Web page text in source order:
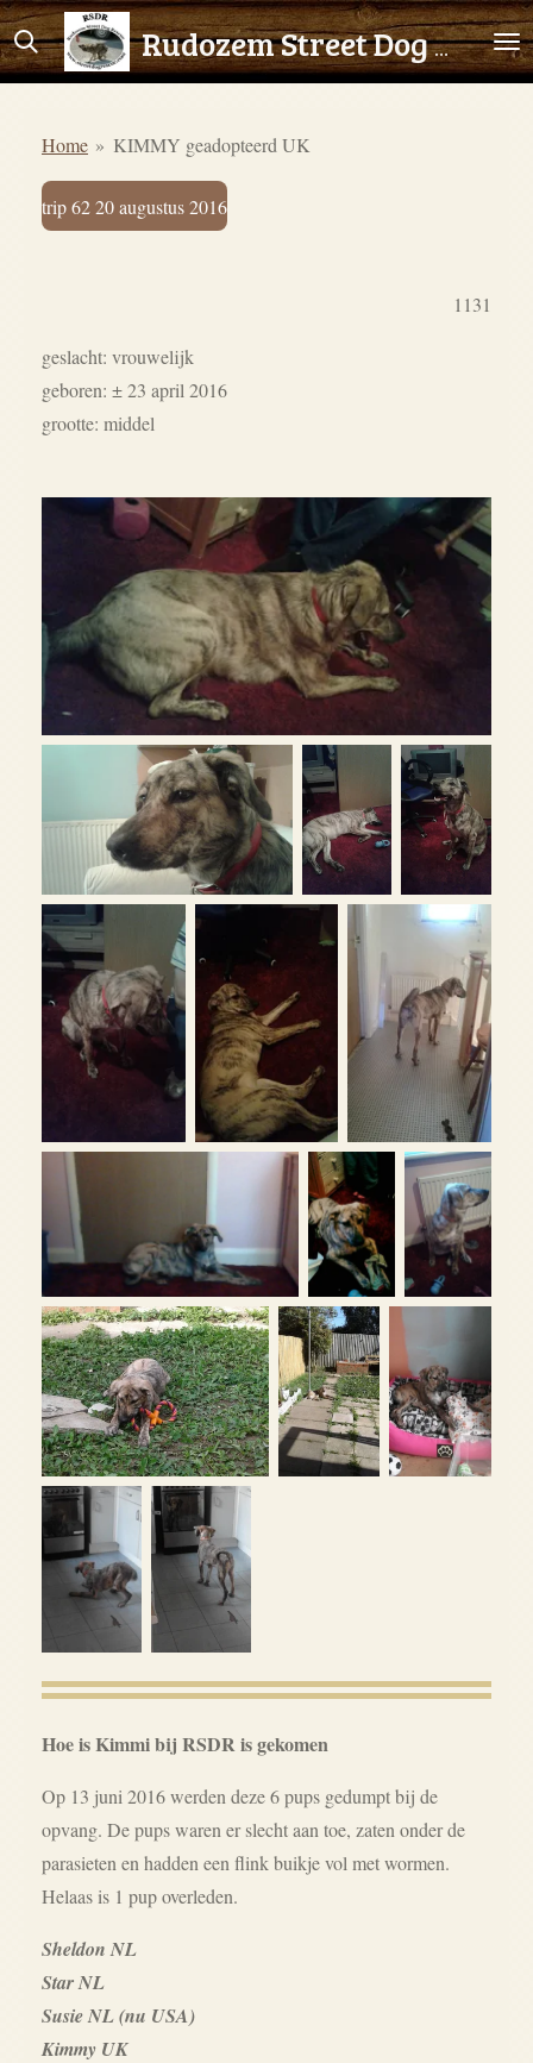
Ga
direct
hoofdinhoud
Rudozem Street Dog Rescue
Home » KIMMY geadopteerd UK
trip 62 20 augustus 2016
1131
geslacht: vrouwelijk
geboren: ± 23 april 2016
grootte: middel
Hoe is Kimmi bij RSDR is gekomen
Op 13 juni 2016 werden deze 6 pups gedumpt bij de
opvang. De pups waren er slecht aan toe, zaten onder de
parasieten en hadden een flink buikje vol met wormen.
Helaas is 1 pup overleden.
Sheldon NL
Star NL
Susie NL (nu USA)
Kimmy UK